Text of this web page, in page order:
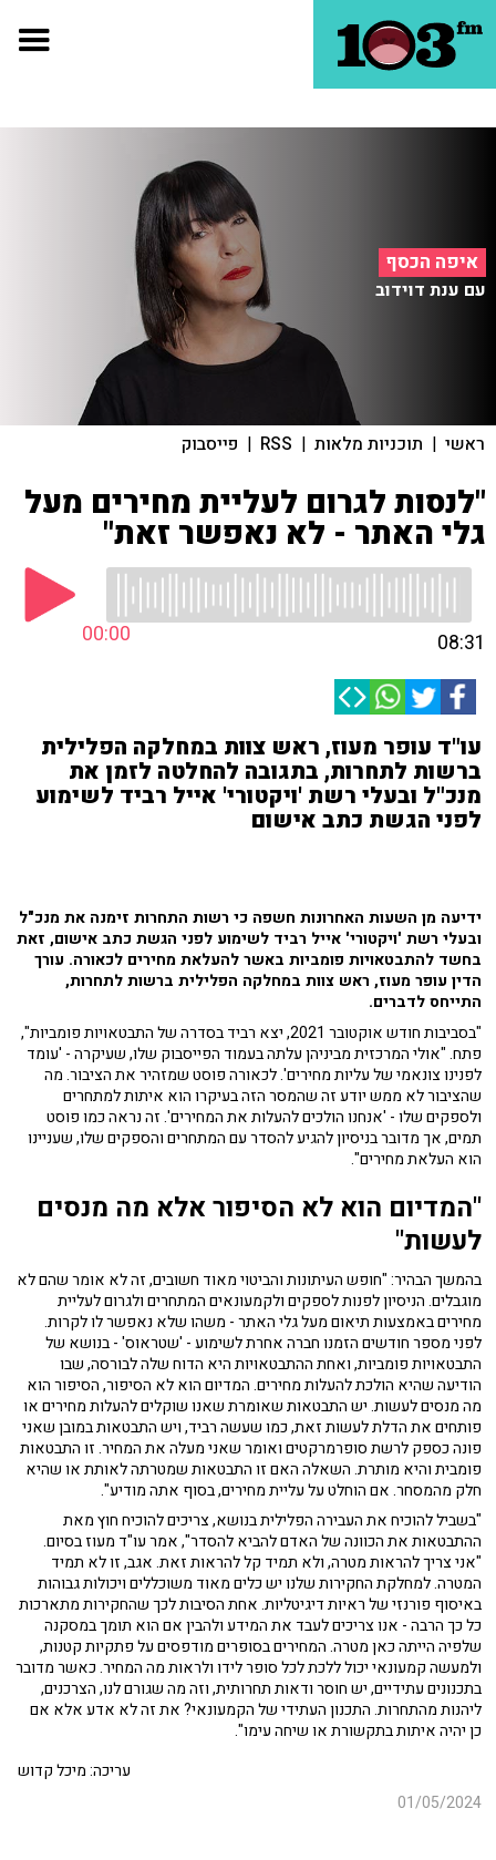
איפה הכסף
עם ענת דוידוב
ראשי | תוכניות מלאות |
RSS
| פייסבוק
"לנסות לגרום לעליית מחירים מעל
גלי האתר - לא נאפשר זאת"
00:00 08:31
עו"ד עופר מעוז, ראש צוות במחלקה הפלילית
ברשות לתחרות, בתגובה להחלטה לזמן את
מנכ"ל ובעלי רשת 'ויקטורי' אייל רביד לשימוע
לפני הגשת כתב אישום
ידיעה מן השעות האחרונות חשפה כי רשות התחרות זימנה את מנכ"ל
ובעלי רשת 'ויקטורי' אייל רביד לשימוע לפני הגשת כתב אישום, זאת
בחשד להתבטאויות פומביות באשר להעלאת מחירים לכאורה. עורך
הדין עופר מעוז, ראש צוות במחלקה הפלילית ברשות לתחרות,
התייחס לדברים.
"בסביבות חודש אוקטובר 2021, יצא רביד בסדרה של התבטאויות פומביות",
פתח. "אולי המרכזית מביניהן עלתה בעמוד הפייסבוק שלו, שעיקרה - 'עומד
לפנינו צונאמי של עליות מחירים'. לכאורה פוסט שמזהיר את הציבור. מה
שהציבור לא ממש יודע זה שהמסר הזה בעיקרו הוא איתות למתחרים
ולספקים שלו - 'אנחנו הולכים להעלות את המחירים'. זה נראה כמו פוסט
תמים, אך מדובר בניסיון להגיע להסדר עם המתחרים והספקים שלו, שעניינו
הוא העלאת מחירים".
"המדיום הוא לא הסיפור אלא מה מנסים
לעשות"
בהמשך הבהיר: "חופש העיתונות והביטוי מאוד חשובים, זה לא אומר שהם לא
מוגבלים. הניסיון לפנות לספקים ולקמעונאים המתחרים ולגרום לעליית
מחירים באמצעות תיאום מעל גלי האתר - משהו שלא נאפשר לו לקרות.
לפני מספר חודשים הזמנו חברה אחרת לשימוע - 'שטראוס' - בנושא של
התבטאויות פומביות, ואחת ההתבטאויות היא הדוח שלה לבורסה, שבו
הודיעה שהיא הולכת להעלות מחירים. המדיום הוא לא הסיפור, הסיפור הוא
מה מנסים לעשות. יש התבטאות שאומרת שאנו שוקלים להעלות מחירים או
פותחים את הדלת לעשות זאת, כמו שעשה רביד, ויש התבטאות במובן שאני
פונה כספק לרשת סופרמרקטים ואומר שאני מעלה את המחיר. זו התבטאות
פומבית והיא מותרת. השאלה האם זו התבטאות שמטרתה לאותת או שהיא
חלק מהמסחר. אם הוחלט על עליית מחירים, בסוף אתה מודיע".
"בשביל להוכיח את העבירה הפלילית בנושא, צריכים להוכיח חוץ מאת
ההתבטאות את הכוונה של האדם להביא להסדר", אמר עו"ד מעוז בסיום.
"אני צריך להראות מטרה, ולא תמיד קל להראות זאת. אגב, זו לא תמיד
המטרה. למחלקת החקירות שלנו יש כלים מאוד משוכללים ויכולות גבוהות
באיסוף פורנזי של ראיות דיגיטליות. אחת הסיבות לכך שהחקירות מתארכות
כל כך הרבה - אנו צריכים לעבד את המידע ולהבין אם הוא תומך במסקנה
שלפיה הייתה כאן מטרה. המחירים בסופרים מודפסים על פתקיות קטנות,
ולמעשה קמעונאי יכול ללכת לכל סופר לידו ולראות מה המחיר. כאשר מדובר
בתכנונים עתידיים, יש חוסר ודאות תחרותית, וזה מה שגורם לנו, הצרכנים,
ליהנות מהתחרות. התכנון העתידי של הקמעונאי? את זה לא אדע אלא אם
כן יהיה איתות בתקשורת או שיחה עימו".
עריכה: מיכל קדוש
01/05/2024